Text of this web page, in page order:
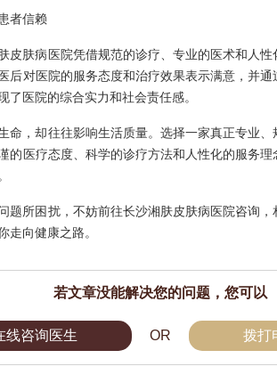
者信赖
皮肤病医院凭借规范的诊疗、专业的医术和人
后对医院的服务态度和治疗效果表示满意，并
了医院的综合实力和社会责任感。
命，却往往影响生活质量。选择一家真正专业
的医疗态度、科学的诊疗方法和人性化的服务
题所困扰，不妨前往长沙湘肤皮肤病医院咨询
走向健康之路。
若文章没能解决您的问题，您可以
线咨询医生 OR 拨打
长沙湘
拥有扎